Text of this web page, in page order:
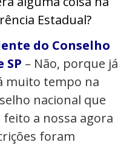
Estadual?
do Conselho
SP – Não, porque já
muito tempo na
nacional que
a nossa agora
foram